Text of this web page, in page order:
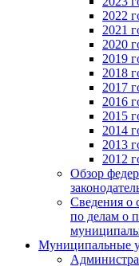
2022
2021
2020
2019
2018
2017
2016
2015
2014
2013
2012
Обзор
Сведения о
по делам о
Муниципальные